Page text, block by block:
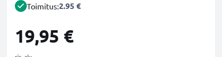
Toimitus:2.95 €
19,95 €